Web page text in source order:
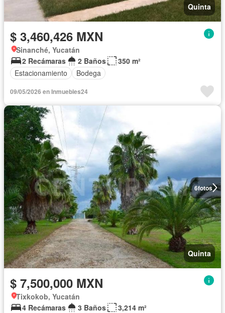
Quinta
$ 3,460,426 MXN
Sinanché, Yucatán
2 Recámaras
2 Baños
350 m²
Estacionamiento
Bodega
09/05/2026 en Inmuebles24
6fotos
Quinta
$ 7,500,000 MXN
Tixkokob, Yucatán
4 Recámaras
3 Baños
3,214 m²